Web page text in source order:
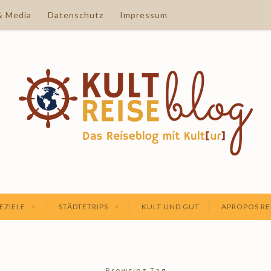
Media Datenschutz Impressum
STÄDTETRIPS KULT UND GUT APROPOS